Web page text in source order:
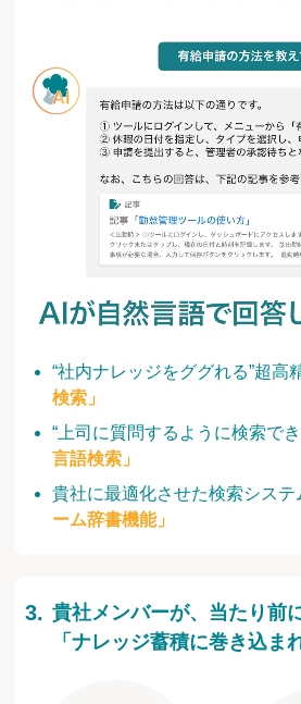
“社内ナレッジをググれる”超高
検索」
“上司に質問するように検索で
言語検索」
貴社に最適化させた検索システ
ーム辞書機能」
貴社メンバーが、当たり前
「ナレッジ蓄積に巻き込ま